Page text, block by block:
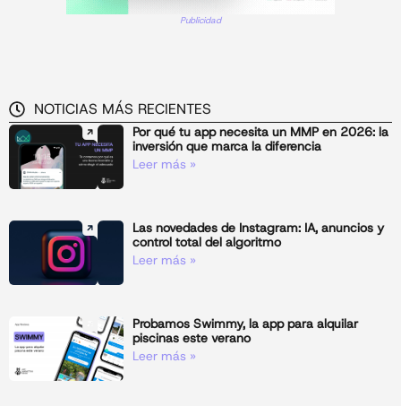
Publicidad
NOTICIAS MÁS RECIENTES
Por qué tu app necesita un MMP en 2026: la
inversión que marca la diferencia
Leer más »
Las novedades de Instagram: IA, anuncios y
control total del algoritmo
Leer más »
Probamos Swimmy, la app para alquilar
piscinas este verano
Leer más »